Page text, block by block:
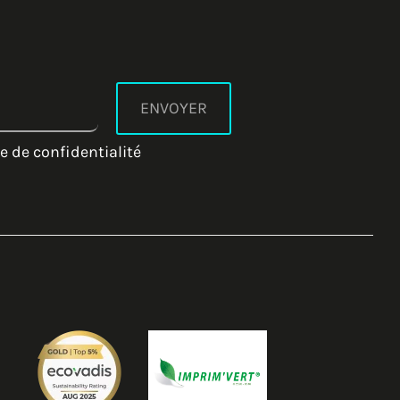
de confidentialité